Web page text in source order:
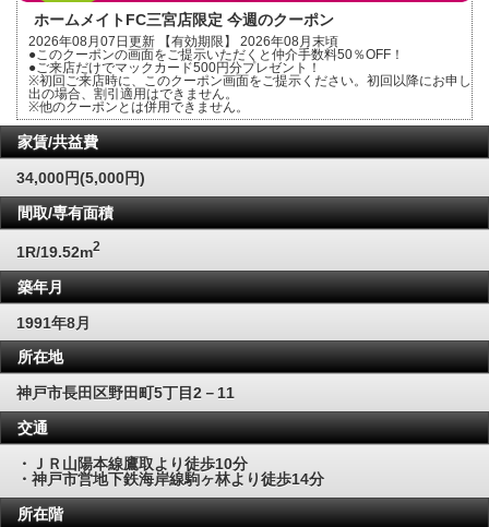
ホームメイトFC三宮店限定 今週のクーポン
2026年08月07日更新 【有効期限】 2026年08月末頃
●このクーポンの画面をご提示いただくと仲介手数料50％OFF！
●ご来店だけでマックカード500円分プレゼント！
※初回ご来店時に、このクーポン画面をご提示ください。初回以降にお申し
出の場合、割引適用はできません。
※他のクーポンとは併用できません。
家賃/共益費
34,000円(5,000円)
間取/専有面積
1R/19.52m2
築年月
1991年8月
所在地
神戸市長田区野田町5丁目2－11
交通
・ＪＲ山陽本線鷹取より徒歩10分
・神戸市営地下鉄海岸線駒ヶ林より徒歩14分
所在階